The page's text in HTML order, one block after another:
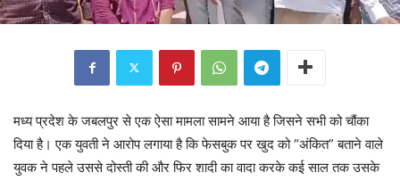
मध्य प्रदेश के जबलपुर से एक ऐसा मामला सामने आया है जिसने सभी को चौंका
दिया है। एक युवती ने आरोप लगाया है कि फेसबुक पर खुद को “अंकित” बताने वाले
युवक ने पहले उससे दोस्ती की और फिर शादी का वादा करके कई साल तक उसके